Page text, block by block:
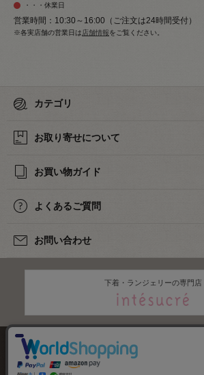
・・・休業日
営業時間：10:30～16:00（ご注文は24時間受付）
※各実店舗の営業日は 店舗情報をご覧ください。
カテゴリ
お取り寄せについて
お買い物ガイド
よくあるご質問
お問い合わせ
下着・ランジェリーの専門店
株式会社オカダヤ